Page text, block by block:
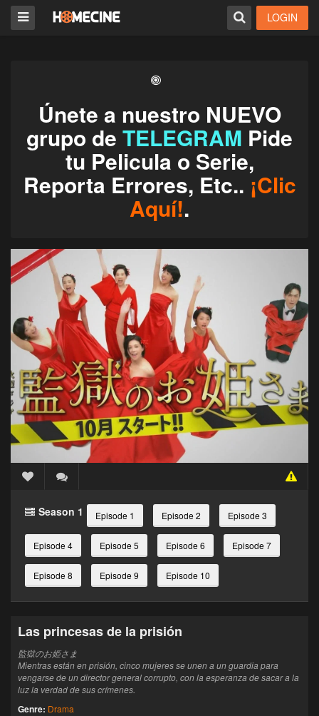
LOGIN
Únete a nuestro NUEVO
grupo de TELEGRAM Pide
tu Pelicula o Serie,
Reporta Errores, Etc.. ¡Clic
Aquí!.
Season 1 Episode 1 Episode 2 Episode 3
Episode 4 Episode 5 Episode 6 Episode 7
Episode 8 Episode 9 Episode 10
Las princesas de la prisión
監獄のお姫さま
Mientras están en prisión, cinco mujeres se unen a un guardia para
vengarse de un director general corrupto, con la esperanza de sacar a la
luz la verdad de sus crímenes.
Genre: Drama